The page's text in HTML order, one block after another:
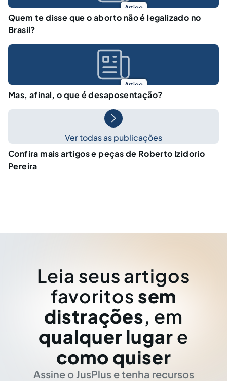
Artigo
Quem te disse que o aborto não é legalizado no
Brasil?
Artigo
Mas, afinal, o que é desaposentação?
Ver todas as publicações
Confira mais artigos e peças de Roberto Izidorio
Pereira
Leia seus artigos
favoritos sem
distrações, em
qualquer lugar e
como quiser
Assine o JusPlus e tenha recursos